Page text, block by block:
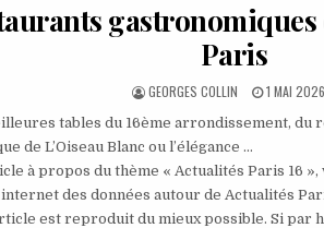
Paris
AUTHOR:
GEORGES COLLIN
PUBLISHED
1 MAI 2026
tables du 16ème arrondissement, du
de L’Oiseau Blanc ou l’élégance …
à propos du thème « Actualités Paris 16
des données autour de Actualités
est reproduit du mieux possible. Si par